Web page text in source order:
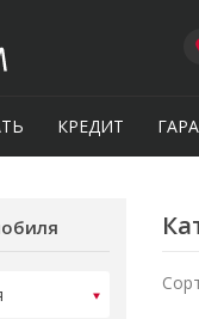
КРЕДИТ